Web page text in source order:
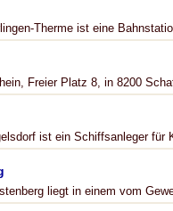
Therme ist eine
Freier Platz 8, in 8200
ist ein Schiffsanleger für
liegt in einem vom